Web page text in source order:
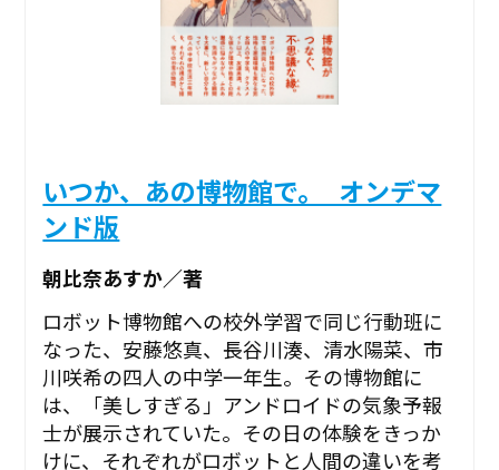
いつか、あの博物館で。_オンデマ
ンド版
朝比奈あすか／著
ロボット博物館への校外学習で同じ行動班に
なった、安藤悠真、長谷川湊、清水陽菜、市
川咲希の四人の中学一年生。その博物館に
は、「美しすぎる」アンドロイドの気象予報
士が展示されていた。その日の体験をきっか
けに、それぞれがロボットと人間の違いを考